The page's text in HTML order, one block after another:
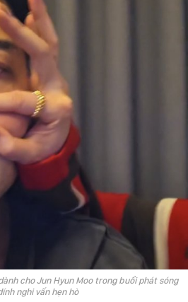
cho Jun Hyun Moo trong buổi phát sóng
nghi vấn hẹn hò